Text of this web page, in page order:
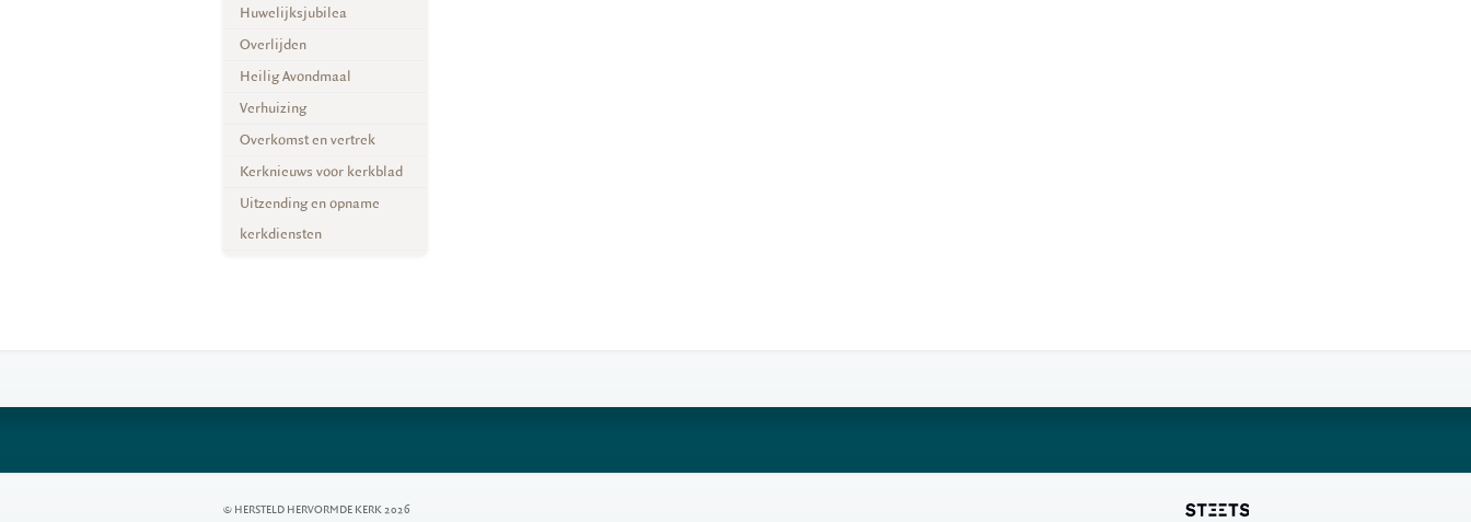
Huwelijksjubilea
Overlijden
Heilig Avondmaal
Verhuizing
Overkomst en vertrek
Kerknieuws voor kerkblad
Uitzending en opname
kerkdiensten
© HERSTELD HERVORMDE KERK 2026